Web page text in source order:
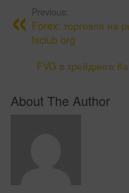
Previous:
Forex: торговля на
fxclub org
FVG в трейдинге
About The Author